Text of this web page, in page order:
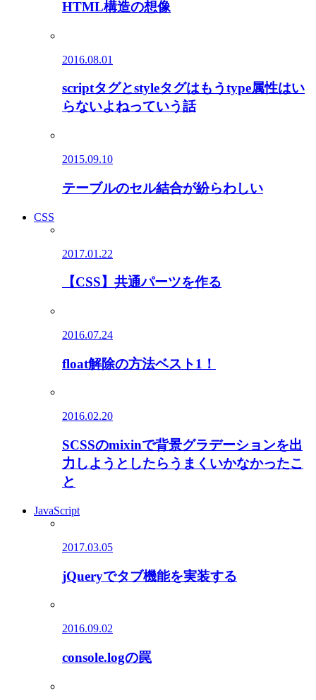
HTML構造の想像
2016.08.01
scriptタグとstyleタグはもうtype属性はい
らないよねっていう話
2015.09.10
テーブルのセル結合が紛らわしい
CSS
2017.01.22
【CSS】共通パーツを作る
2016.07.24
float解除の方法ベスト1！
2016.02.20
SCSSのmixinで背景グラデーションを出
力しようとしたらうまくいかなかったこ
と
JavaScript
2017.03.05
jQueryでタブ機能を実装する
2016.09.02
console.logの罠